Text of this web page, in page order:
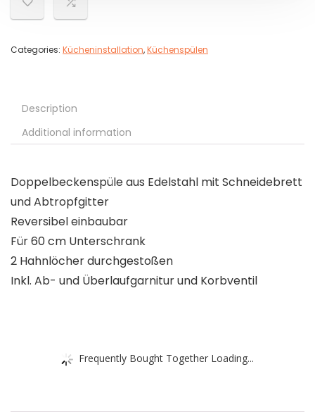
Categories: Kücheninstallation,Küchenspülen
Description
Additional information
Doppelbeckenspüle aus Edelstahl mit Schneidebrett
und Abtropfgitter
Reversibel einbaubar
Für 60 cm Unterschrank
2 Hahnlöcher durchgestoßen
Inkl. Ab- und Überlaufgarnitur und Korbventil
Frequently Bought Together Loading...